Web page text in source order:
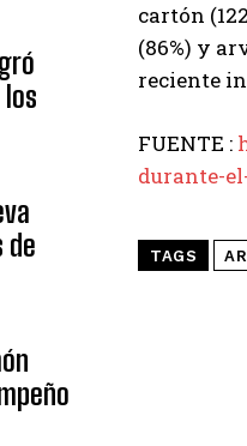
de
cartón
(86%) y
reciente
FUENTE :
durante-
TAGS